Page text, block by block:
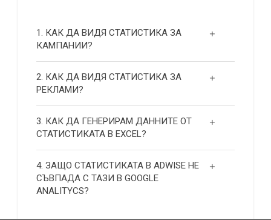
1. КАК ДА ВИДЯ СТАТИСТИКА ЗА
КАМПАНИИ?
2. КАК ДА ВИДЯ СТАТИСТИКА ЗА
РЕКЛАМИ?
3. КАК ДА ГЕНЕРИРАМ ДАННИТЕ ОТ
СТАТИСТИКАТА В EXCEL?
4. ЗАЩО СТАТИСТИКАТА В ADWISE НЕ
СЪВПАДА С ТАЗИ В GOOGLE
ANALITYCS?